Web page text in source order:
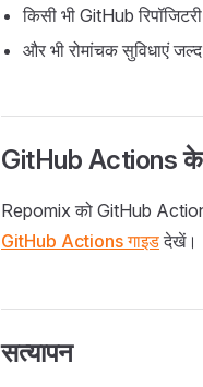
किसी भी GitHub
और भी रोमांचक सुविधाएं
GitHub Actions के
Repomix को GitHub
GitHub Actions गाइडदेखें।
सत्यापन